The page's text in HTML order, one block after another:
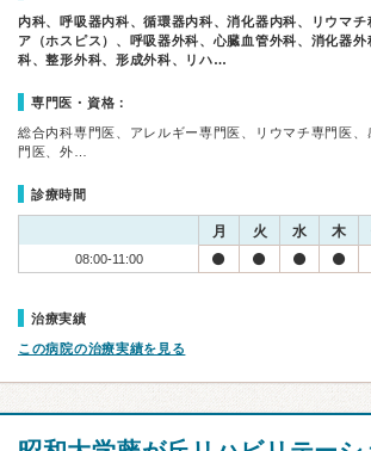
内科、呼吸器内科、循環器内科、消化器内科、リウマ
ア（ホスピス）、呼吸器外科、心臓血管外科、消化器
科、整形外科、形成外科、リハ…
専門医・資格：
総合内科専門医、アレルギー専門医、リウマチ専門医
門医、外…
診療時間
月 火 水 木
08:00-11:00
治療実績
この病院の治療実績を見る